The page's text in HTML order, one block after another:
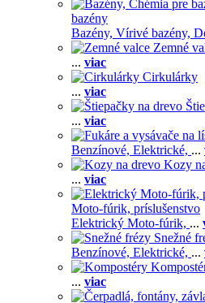
bazény
Bazény, Vírivé bazény,
Zemné
... viac
Cirkulárky
... viac
... viac
Benzínové, Elektrické, ...
Kozy
... viac
Moto-fúrik, príslušenstvo
Elektrický Moto-fúrik, ...
Snežné
Benzínové, Elektrické, ...
... viac